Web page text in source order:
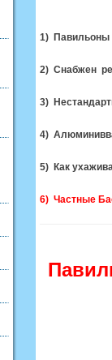
1) Павильоны
2) Снабжен
3)
4)
5) Как
6) Частные